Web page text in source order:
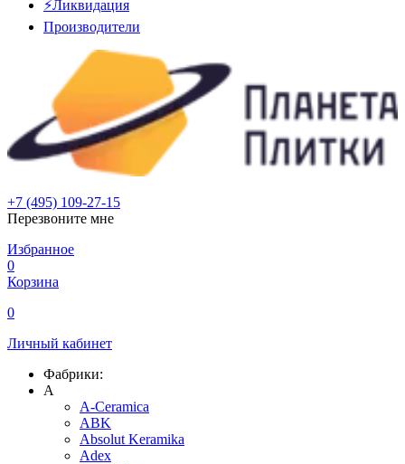
⚡Ликвидация
Производители
+7 (495) 109-27-15
Перезвоните мне
Избранное
0
Корзина
0
Личный кабинет
Фабрики:
A
A-Ceramica
ABK
Absolut Keramika
Adex